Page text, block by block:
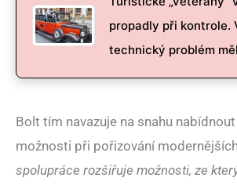
propadly při kontrole.
technický problém
Bolt tím navazuje na snahu
možnosti při pořizování
spolupráce rozšiřuje možnosti, ze